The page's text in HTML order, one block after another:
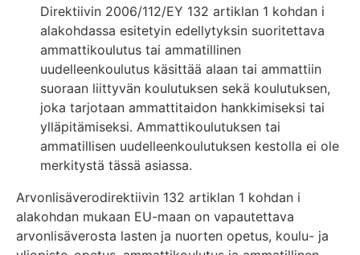
Direktiivin 2006/112/EY 132 artiklan 1 kohdan i
alakohdassa esitetyin edellytyksin suoritettava
ammattikoulutus tai ammatillinen
uudelleenkoulutus käsittää alaan tai ammattiin
suoraan liittyvän koulutuksen sekä koulutuksen,
joka tarjotaan ammattitaidon hankkimiseksi tai
ylläpitämiseksi. Ammattikoulutuksen tai
ammatillisen uudelleenkoulutuksen kestolla ei ole
merkitystä tässä asiassa.
Arvonlisäverodirektiivin 132 artiklan 1 kohdan i
alakohdan mukaan EU-maan on vapautettava
arvonlisäverosta lasten ja nuorten opetus, koulu- ja